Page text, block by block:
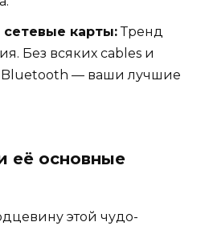
карты:Тренд
Без всяких cables и
Bluetooth — ваши лучшие
её основные
этой чудо-